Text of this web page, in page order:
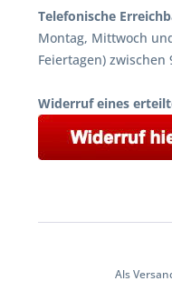
Telefonische
Montag, Mittwoch
Feiertagen) zwischen
Widerruf eines
Als